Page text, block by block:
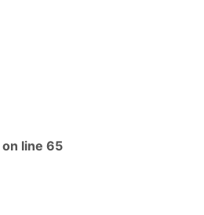
on line 65